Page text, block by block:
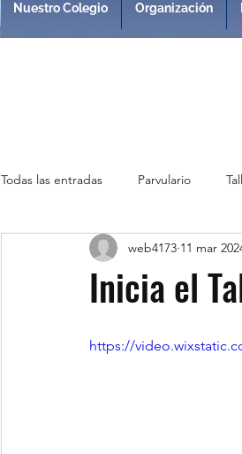
Nuestro Colegio Organización
Todas las entradas Parvulario
Inicia el
web4173 11 mar
https://